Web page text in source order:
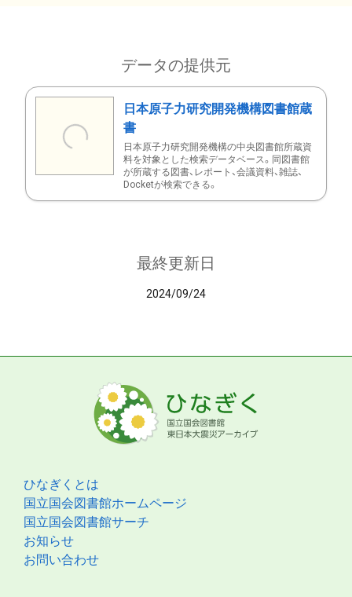
データの提供元
日本原子力研究開発機構図書館蔵
書
日本原子力研究開発機構の中央図書館所蔵資
料を対象とした検索データベース。同図書館
が所蔵する図書、レポート、会議資料、雑誌、
Docketが検索できる。
最終更新日
2024/09/24
ひなぎくとは
国立国会図書館ホームページ
国立国会図書館サーチ
お知らせ
お問い合わせ